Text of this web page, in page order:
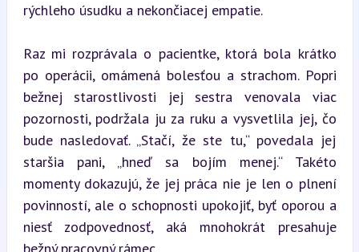
rýchleho úsudku a nekončiacej empatie.
Raz mi rozprávala o pacientke, ktorá bola krátko
po operácii, omámená bolesťou a strachom. Popri
bežnej starostlivosti jej sestra venovala viac
pozornosti, podržala ju za ruku a vysvetlila jej, čo
bude nasledovať. „Stačí, že ste tu,“ povedala jej
staršia pani, „hneď sa bojím menej.“ Takéto
momenty dokazujú, že jej práca nie je len o plnení
povinností, ale o schopnosti upokojiť, byť oporou a
niesť zodpovednosť, aká mnohokrát presahuje